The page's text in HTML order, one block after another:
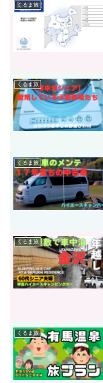
くるま旅
くるま旅
くるま旅
くるま旅
くるま旅